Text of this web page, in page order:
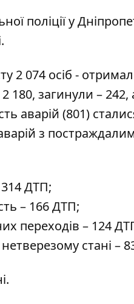
поліції у
2 074 осіб -
180, загинули – 242,
аварій (801)
з
ДТП;
– 166 ДТП;
переходів – 124
стані –